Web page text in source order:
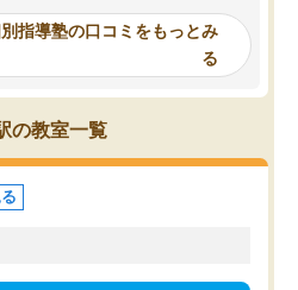
から学ぶこ
いいなと
りないのか
どももびっ
気を持って
り、少しず
無くなっ
学も追加
校受験に
らないところをピンポイ
頂いて、とてもわかり
していました。一生を
スト、多少お金がかかっ
指導塾の口コミをもっとみ
る
の教室一覧